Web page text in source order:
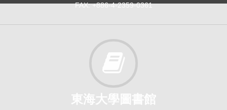
FAX: +886-4-2359-0361
東海大學圖書館